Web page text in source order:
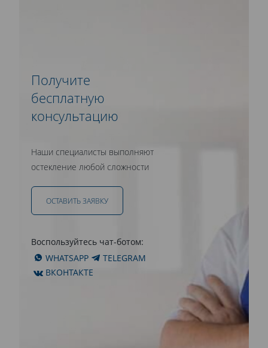
Получите
бесплатную
консультацию
Наши специалисты выполняют
остекление любой сложности
ОСТАВИТЬ ЗАЯВКУ
Воспользуйтесь чат-ботом:
WHATSAPP
TELEGRAM
ВКОНТАКТЕ